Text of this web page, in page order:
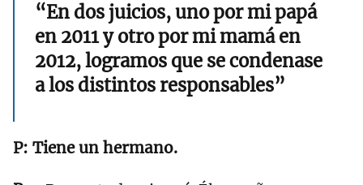
“En dos juicios, uno por mi papá
en 2011 y otro por mi mamá en
2012, logramos que se condenase
a los distintos responsables”
Tiene un hermano.